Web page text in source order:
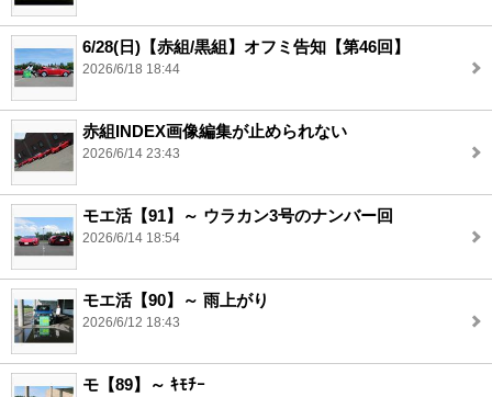
6/28(日)【赤組/黒組】オフミ告知【第46回】
2026/6/18 18:44
赤組INDEX画像編集が止められない
2026/6/14 23:43
モエ活【91】～ ウラカン3号のナンバー回
2026/6/14 18:54
モエ活【90】～ 雨上がり
2026/6/12 18:43
モ【89】～ ｷﾓﾁｰ